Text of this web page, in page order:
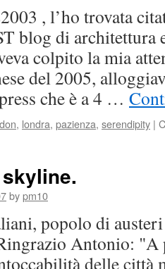
, l’ho trovata
blog di architettura
colpito la mia
del 2005,
che è a 4 …
, londra, pazienza, serendipity |
bypm10
popolo di
Antonio: "A
delle città